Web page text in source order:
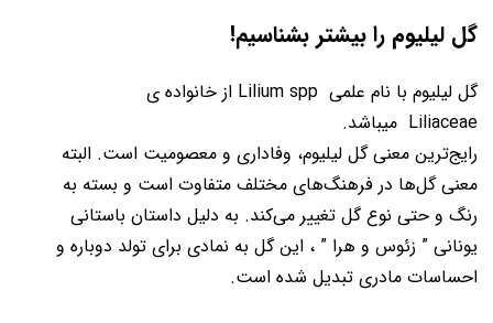
گل لیلیوم را بیشتر بشناسیم!
گل لیلیوم با نام علمی Lilium spp از خانواده ی
Liliaceae میباشد.
رایج‌ترین معنی گل لیلیوم، وفاداری و معصومیت است. البته
معنی گل‌ها در فرهنگ‌های مختلف متفاوت است و بسته به
رنگ و حتی نوع گل تغییر می‌کند. به دلیل داستان باستانی
یونانی ” زئوس و هرا ” ، این گل به نمادی برای تولد دوباره و
احساسات مادری تبدیل شده است.